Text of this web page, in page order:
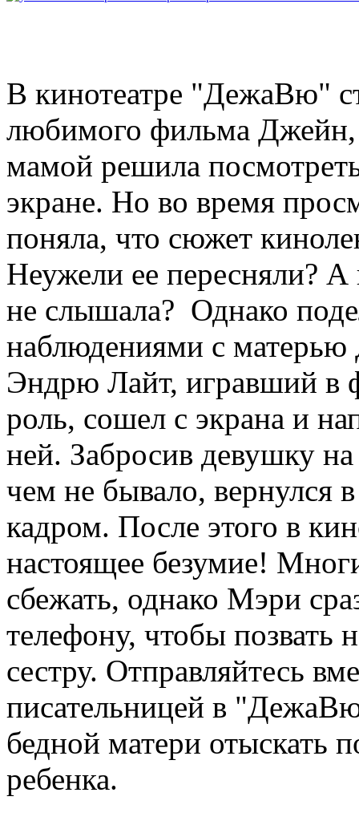
В кинотеатре "ДежаВю"
любимого фильма Джейн,
мамой решила
экране. Но во время
поняла, что сюжет
Неужели ее пересняли?
не слышала? Однако
наблюдениями с матерью
Эндрю Лайт, игравший в
роль, сошел с экрана и
ней. Забросив девушку
чем не бывало, вернулся
кадром. После этого в
настоящее безумие!
сбежать, однако Мэри
телефону, чтобы позвать
сестру. Отправляйтесь
писательницей в
бедной матери отыскать
ребенка.